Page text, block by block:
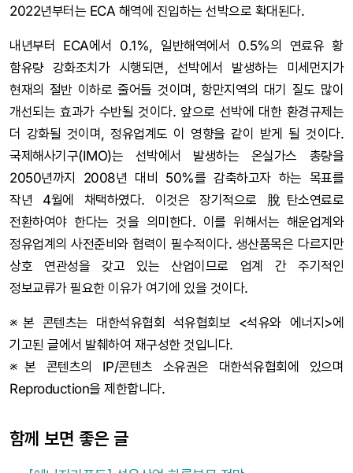
2022년부터는 ECA 해역에 진입하는 선박으로 확대된다.
내년부터 ECA에서 0.1%, 일반해역에서 0.5%의 연료유 황
함유량 강화조치가 시행되면, 선박에서 발생하는 미세먼지가
현재의 절반 이하로 줄어들 것이며, 항만지역의 대기 질도 많이
개선되는 효과가 수반될 것이다. 앞으로 선박에 대한 환경규제는
더 강화될 것이며, 정유업계도 이 영향을 같이 받게 될 것이다.
국제해사기구(IMO)는 선박에서 발생하는 온실가스 총량을
2050년까지 2008년 대비 50%를 감축하고자 하는 목표를
작년 4월에 채택하였다. 이것은 장기적으로 脫탄소연료로
전환하여야 한다는 것을 의미한다. 이를 위해서는 해운업계와
정유업계의 사전준비와 협력이 필수적이다. 생산품목은 다르지만
상호 연관성을 갖고 있는 산업이므로 업계 간 주기적인
정보교류가 필요한 이유가 여기에 있을 것이다.
※본 콘텐츠는 대한석유협회 석유협회보 <석유와 에너지>에
기고된 글에서 발췌하여 재구성한 것입니다.
※본 콘텐츠의 IP/콘텐츠 소유권은 대한석유협회에 있으며
Reproduction을 제한합니다.
함께 보면 좋은 글